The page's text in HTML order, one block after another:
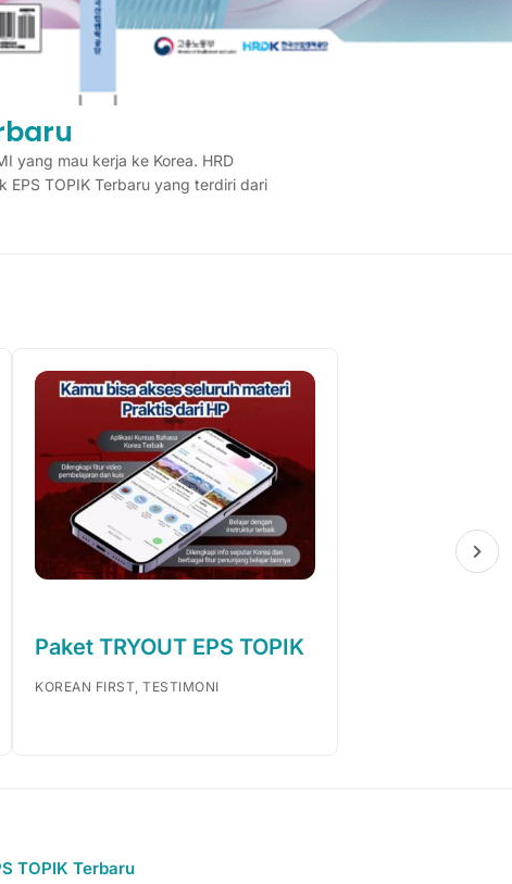
yang mau kerja ke Korea. HRD
TOPIK Terbaru yang terdiri dari
Paket TRYOUT EPS TOPIK
KOREAN FIRST, TESTIMONI
TOPIK Terbaru